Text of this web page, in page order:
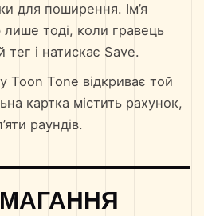
для поширення. Ім’я
тоді, коли гравець
і натискає Save.
Toon Tone відкриває той
картка містить рахунок,
раундів.